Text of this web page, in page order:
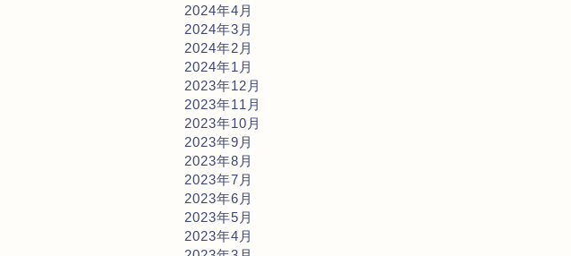
2024年4月
2024年3月
2024年2月
2024年1月
2023年12月
2023年11月
2023年10月
2023年9月
2023年8月
2023年7月
2023年6月
2023年5月
2023年4月